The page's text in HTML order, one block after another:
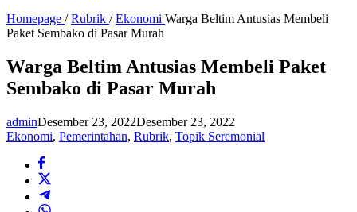
Homepage / Rubrik / Ekonomi Warga Beltim Antusias Membeli
Paket Sembako di Pasar Murah
Warga Beltim Antusias Membeli Paket
Sembako di Pasar Murah
adminDesember 23, 2022Desember 23, 2022
Ekonomi, Pemerintahan, Rubrik, Topik Seremonial